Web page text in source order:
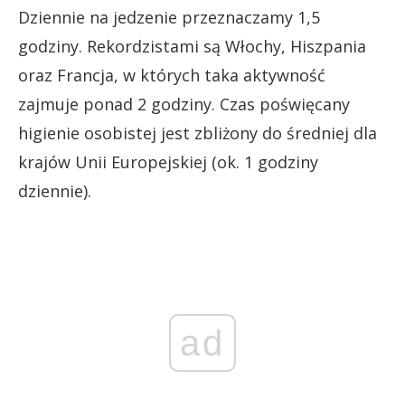
Dziennie na jedzenie przeznaczamy 1,5
godziny. Rekordzistami są Włochy, Hiszpania
oraz Francja, w których taka aktywność
zajmuje ponad 2 godziny. Czas poświęcany
higienie osobistej jest zbliżony do średniej dla
krajów Unii Europejskiej (ok. 1 godziny
dziennie).
ad